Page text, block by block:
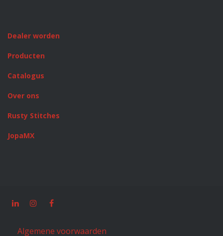
Dealer worden
Producten
Catalogus
Over ons
Rusty Stitches
JopaMX
Algemene voorwaarden